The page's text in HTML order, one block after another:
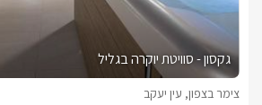
גקסון - סוויטת יוקרה בגליל
צימר בצפון, עין יעקב